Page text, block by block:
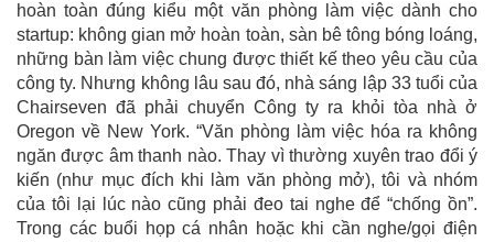
hoàn toàn đúng kiểu một văn phòng làm việc dành cho
startup: không gian mở hoàn toàn, sàn bê tông bóng loáng,
những bàn làm việc chung được thiết kế theo yêu cầu của
công ty. Nhưng không lâu sau đó, nhà sáng lập 33 tuổi của
Chairseven đã phải chuyển Công ty ra khỏi tòa nhà ở
Oregon về New York. “Văn phòng làm việc hóa ra không
ngăn được âm thanh nào. Thay vì thường xuyên trao đổi ý
kiến (như mục đích khi làm văn phòng mở), tôi và nhóm
của tôi lại lúc nào cũng phải đeo tai nghe để “chống ồn”.
Trong các buổi họp cá nhân hoặc khi cần nghe/gọi điện